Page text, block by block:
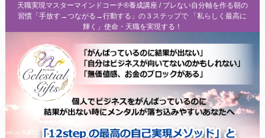
天職実現マスターマインドコーチ®養成講座 / ブレない自分軸を作る朝の
習慣「手放す→つながる→行動する」の３ステップで 「私らしく最高に
輝く」使命・天職を実現する！